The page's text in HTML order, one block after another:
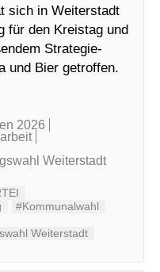
sich in Weiterstadt
für den Kreistag und
Strategie-
und Bier getroffen.
2026
Weiterstadt
#Kommunalwahl
Weiterstadt